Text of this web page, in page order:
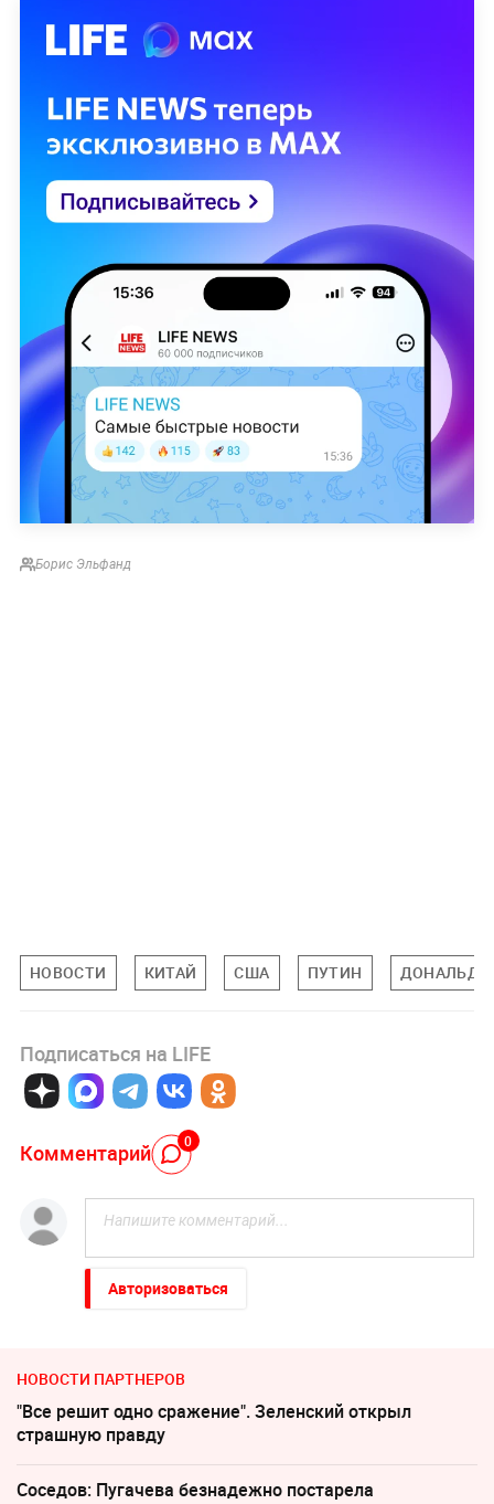
Борис Эльфанд
НОВОСТИ КИТАЙ США ПУТИН ДОНАЛЬД
Подписаться на LIFE
Комментарий 0
Авторизоваться
НОВОСТИ ПАРТНЕРОВ
"Все решит одно сражение". Зеленский открыл
страшную правду
Соседов: Пугачева безнадежно постарела